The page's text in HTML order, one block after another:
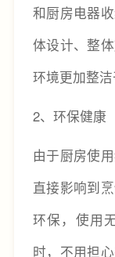
和厨房电器
体设计、整
环境更加整洁
2、环保健康
由于厨房使
直接影响到
环保，使用
时，不用担